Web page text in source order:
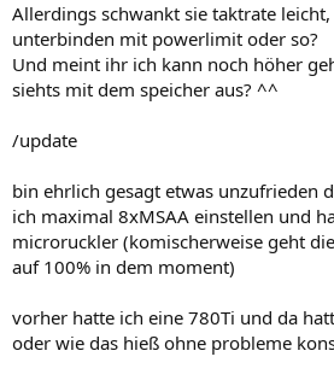
Allerdings schwankt sie taktrate
unterbinden mit powerlimit oder so?
Und meint ihr ich kann noch höher
siehts mit dem speicher aus? ^^
/update
bin ehrlich gesagt etwas unzufrieden
ich maximal 8xMSAA einstellen und
microruckler (komischerweise geht
auf 100% in dem moment)
vorher hatte ich eine 780Ti und da
oder wie das hieß ohne probleme